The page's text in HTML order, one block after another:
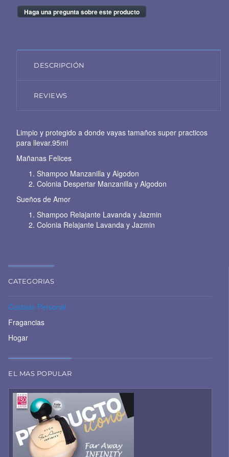
Haga una pregunta sobre este producto
DESCRIPCIÓN
REVIEWS
Limpio y protegido a donde vayas tamaños super practicos
para llevar.95ml
Mañanas Felices
Shampoo Manzanilla y Algodon
Colonia Despertar Manzanilla y Algodon
Sueños de Amor
Shampoo Relajante Lavanda y Jazmin
Colonia Relajante Lavanda y Jazmin
CATEGORIAS
Cuidado Personal
Fragancias
Hogar
EL MAS POPULAR